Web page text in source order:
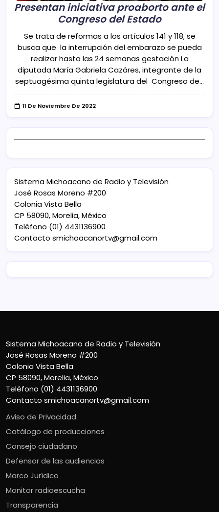
Presentan iniciativa proaborto ante el
Congreso del Estado
Se trata de reformas a los artículos 141 y 118, se
busca que la interrupción del embarazo se pueda
realizar hasta las 24 semanas gestación La
diputada María Gabriela Cazáres, integrante de la
septuagésima quinta legislatura del Congreso de…
11 De Noviembre De 2022
Sistema Michoacano de Radio y Televisión
José Rosas Moreno #200
Colonia Vista Bella
CP 58090, Morelia, México
Teléfono (01) 4431136900
Contacto smichoacanortv@gmail.com
Sistema Michoacano de Radio y Televisión
José Rosas Moreno #200
Colonia Vista Bella
CP 58090, Morelia, México
Teléfono (01) 4431136900
Contacto smichoacanortv@gmail.com
Aviso de Privacidad
Catálogo de producciones
Consejo ciudadano
Defensor de las audiencias
Marco Jurídico
Monitor radioescucha
Transparencia